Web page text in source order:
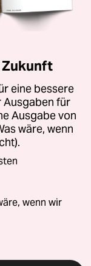
Zukunft
eine bessere
Ausgaben für
Ausgabe von
wäre, wenn
wenn wir